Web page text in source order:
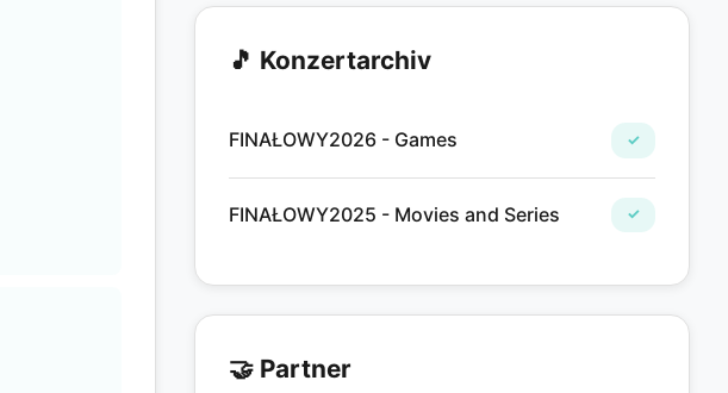
🎵 Konzertarchiv
FINAŁOWY2026 - Games ✓
FINAŁOWY2025 - Movies and Series ✓
🤝 Partner